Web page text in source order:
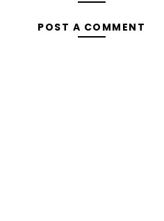
POST A COMMENT